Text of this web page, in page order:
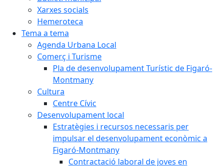
Xarxes socials
Hemeroteca
Tema a tema
Agenda Urbana Local
Comerç i Turisme
Pla de desenvolupament Turístic de Figaró-
Montmany
Cultura
Centre Cívic
Desenvolupament local
Estratègies i recursos necessaris per
impulsar el desenvolupament econòmic a
Figaró-Montmany
Contractació laboral de joves en